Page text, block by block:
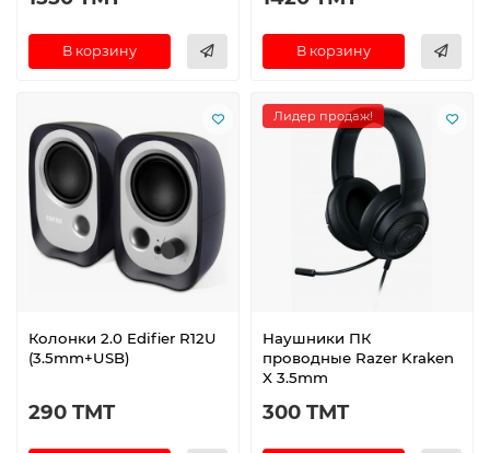
В корзину В корзину
Колонки 2.0 Edifier R12U
(3.5mm+USB)
290 TMT
Лидер продаж!
Наушники ПК
проводные Razer Kraken
X 3.5mm
300 TMT